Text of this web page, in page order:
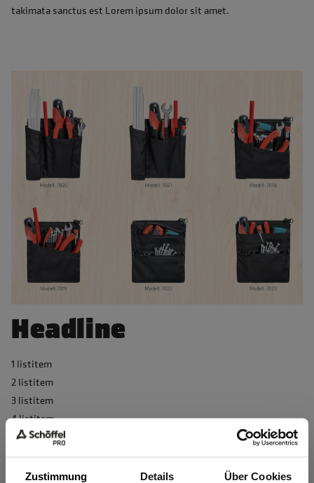
Zustimmung Details Über Cookies
takimata sanctus est Lorem ipsum dolor sit amet.
Headline
1 listitem
2 listitem
3 listitem
4 listitem
5 listitem
7 listitem